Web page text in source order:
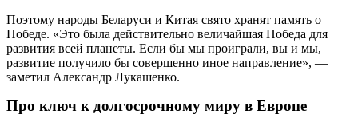
Поэтому народы Беларуси и Китая свято хранят память о
Победе. «Это была действительно величайшая Победа для
развития всей планеты. Если бы мы проиграли, вы и мы,
развитие получило бы совершенно иное направление», —
заметил Александр Лукашенко.
Про ключ к долгосрочному миру в Европе